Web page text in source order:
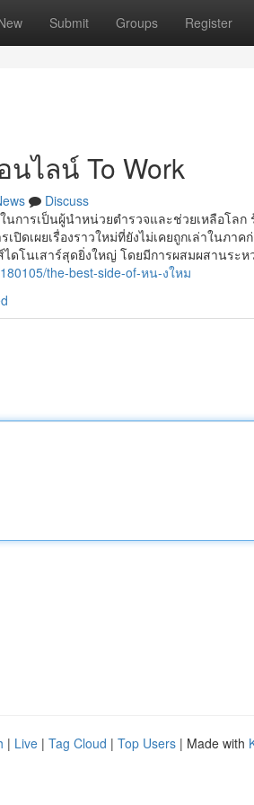
Submit Groups Register
นไลน์ To Work
Discuss
การเป็นผู้นำหน่วยตำรวจและช่วยเหลือโลก
ดเผยเรื่องราวใหม่ที่ยังไม่เคยถูกเล่าในภ
ไดโนเสาร์สุดยิ่งใหญ่ โดยมีการผสมผสานร
the-best-side-of-หน-งใหม
| Live | Tag Cloud | Top Users | Made with